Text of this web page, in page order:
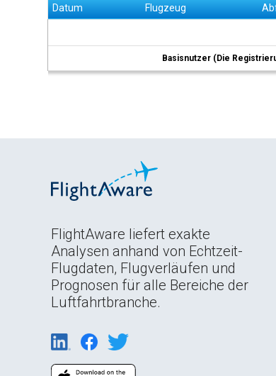
Datum Flugzeug
Basisnutzer (Die
FlightAware liefert exakte
Analysen anhand von Echtzeit-
Flugdaten, Flugverläufen und
Prognosen für alle Bereiche der
Luftfahrtbranche.